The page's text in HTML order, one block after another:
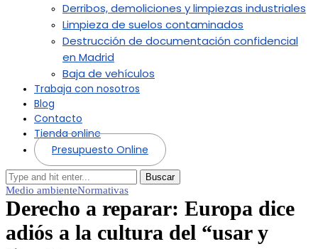
Derribos, demoliciones y limpiezas industriales
Limpieza de suelos contaminados
Destrucción de documentación confidencial
en Madrid
Baja de vehículos
Trabaja con nosotros
Blog
Contacto
Tienda online
Presupuesto Online
Buscar
Medio ambienteNormativas
Derecho a reparar: Europa dice
adiós a la cultura del “usar y